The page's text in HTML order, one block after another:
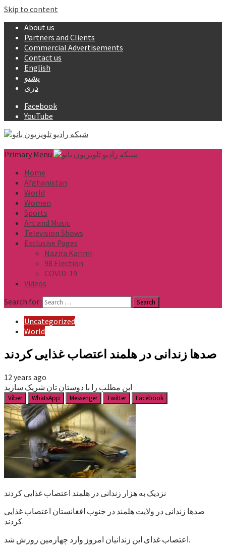
Skip to content
About us
Partners and Clients
Commercial Advertisements
Contact us
English
پشتو
دری
Facebook
YouTube
Primary Menu
Home
Afghanistan
World
Women
Sports
Art and Music
Television Shows
Exclusive Pages
Nazira Karimi
98 Election
COVID-19
Videos
Search for:
Uncategorized
World
صدها زندانی در هلمند اعتصاب غذایی کردند
12 years ago
این مطلب را با دوستان تان شریک سازید
Viber WhatsApp Messenger Twitter Facebook
نزدیک به هزار زندانی در هلمند اعتصاب غذایی کردند
صدها زندانی در ولایت هلمند در جنوب افغانستان اعتصاب غذایی
کردند.
اعتصاب غذای این زندانیان امروز وارد چهارمین روزش شد.